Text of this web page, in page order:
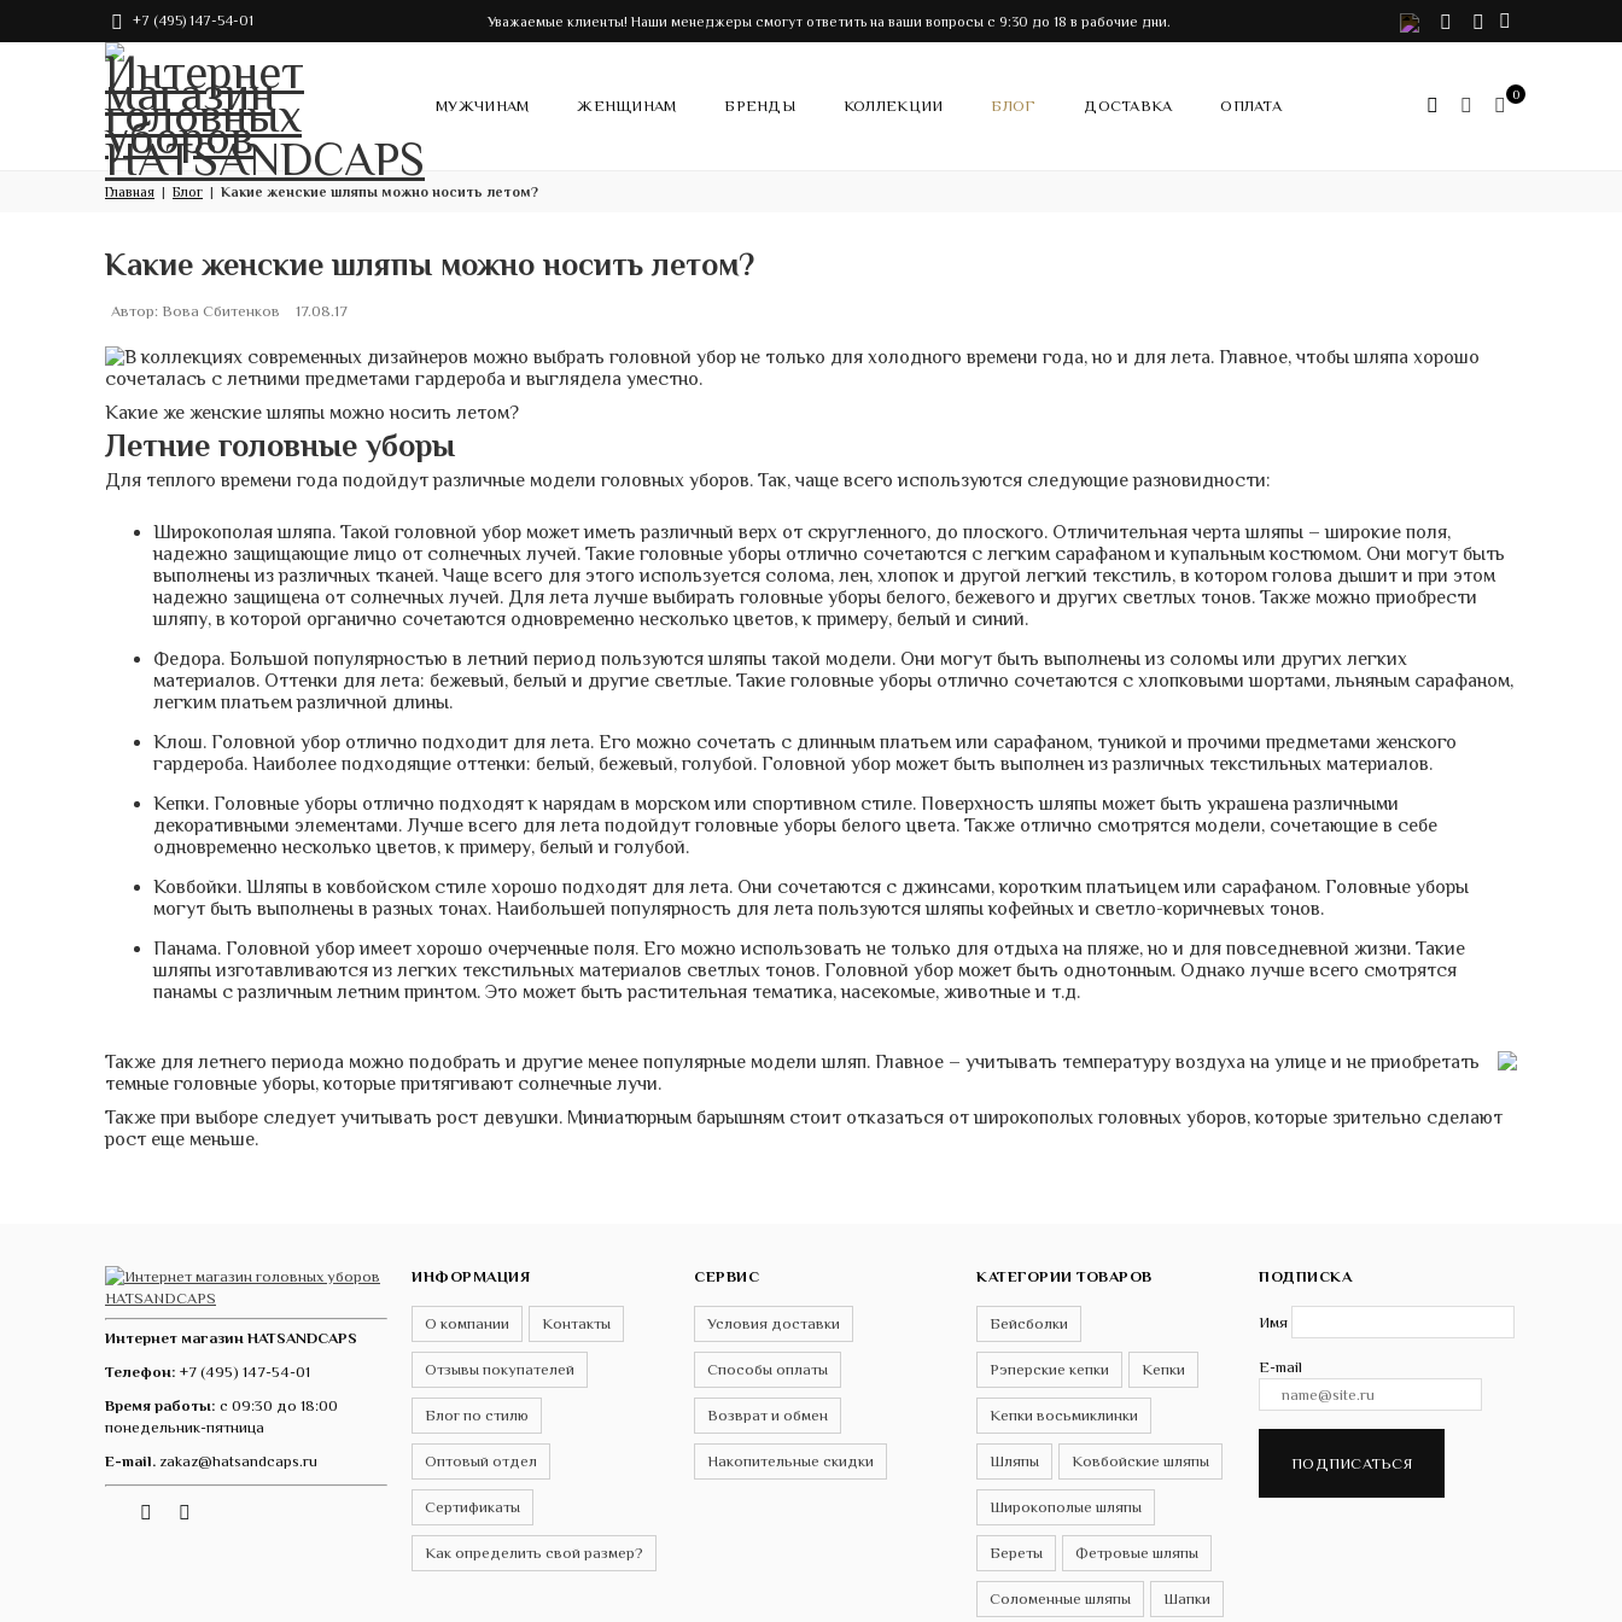
+7 (495) 147-54-01 Уважаемые клиенты! Наши менеджеры смогут ответить на ваши вопросы с 9:30 до 18 в рабочие дни. VK Telegram
МУЖЧИНАМ ЖЕНЩИНАМ БРЕНДЫ КОЛЛЕКЦИИ БЛОГ ДОСТАВКА ОПЛАТА
0
Главная Блог Какие женские шляпы можно носить летом?
Какие женские шляпы можно носить летом?
Автор: Вова Сбитенков 17.08.17
В коллекциях современных дизайнеров можно выбрать головной убор не только для холодного времени года, но и для лета. Главное, чтобы шляпа хорошо
сочеталась с летними предметами гардероба и выглядела уместно.
Какие же женские шляпы можно носить летом?
Летние головные уборы
Для теплого времени года подойдут различные модели головных уборов. Так, чаще всего используются следующие разновидности:
Широкополая шляпа. Такой головной убор может иметь различный верх от скругленного, до плоского. Отличительная черта шляпы – широкие поля,
надежно защищающие лицо от солнечных лучей. Такие головные уборы отлично сочетаются с легким сарафаном и купальным костюмом. Они могут быть
выполнены из различных тканей. Чаще всего для этого используется солома, лен, хлопок и другой легкий текстиль, в котором голова дышит и при этом
надежно защищена от солнечных лучей. Для лета лучше выбирать головные уборы белого, бежевого и других светлых тонов. Также можно приобрести
шляпу, в которой органично сочетаются одновременно несколько цветов, к примеру, белый и синий.
Федора. Большой популярностью в летний период пользуются шляпы такой модели. Они могут быть выполнены из соломы или других легких
материалов. Оттенки для лета: бежевый, белый и другие светлые. Такие головные уборы отлично сочетаются с хлопковыми шортами, льняным сарафаном,
легким платьем различной длины.
Клош. Головной убор отлично подходит для лета. Его можно сочетать с длинным платьем или сарафаном, туникой и прочими предметами женского
гардероба. Наиболее подходящие оттенки: белый, бежевый, голубой. Головной убор может быть выполнен из различных текстильных материалов.
Кепки. Головные уборы отлично подходят к нарядам в морском или спортивном стиле. Поверхность шляпы может быть украшена различными
декоративными элементами. Лучше всего для лета подойдут головные уборы белого цвета. Также отлично смотрятся модели, сочетающие в себе
одновременно несколько цветов, к примеру, белый и голубой.
Ковбойки. Шляпы в ковбойском стиле хорошо подходят для лета. Они сочетаются с джинсами, коротким платьицем или сарафаном. Головные уборы
могут быть выполнены в разных тонах. Наибольшей популярность для лета пользуются шляпы кофейных и светло-коричневых тонов.
Панама. Головной убор имеет хорошо очерченные поля. Его можно использовать не только для отдыха на пляже, но и для повседневной жизни. Такие
шляпы изготавливаются из легких текстильных материалов светлых тонов. Головной убор может быть однотонным. Однако лучше всего смотрятся
панамы с различным летним принтом. Это может быть растительная тематика, насекомые, животные и т.д.
Также для летнего периода можно подобрать и другие менее популярные модели шляп. Главное – учитывать температуру воздуха на улице и не приобретать
темные головные уборы, которые притягивают солнечные лучи.
Также при выборе следует учитывать рост девушки. Миниатюрным барышням стоит отказаться от широкополых головных уборов, которые зрительно сделают
рост еще меньше.
Интернет магазин HATSANDCAPS
Телефон: +7 (495) 147-54-01
Время работы: с 09:30 до 18:00
понедельник-пятница
E-mail. zakaz@hatsandcaps.ru
Telegram
ИНФОРМАЦИЯ
О компании Контакты
Отзывы покупателей
Блог по стилю
Оптовый отдел
Сертификаты
Как определить свой размер?
СЕРВИС
Условия доставки
Способы оплаты
Возврат и обмен
Накопительные скидки
КАТЕГОРИИ ТОВАРОВ
Бейсболки
Рэперские кепки Кепки
Кепки восьмиклинки
Шляпы Ковбойские шляпы
Широкополые шляпы
Береты Фетровые шляпы
Соломенные шляпы Шапки
ПОДПИСКА
Имя
E-mail
ПОДПИСАТЬСЯ